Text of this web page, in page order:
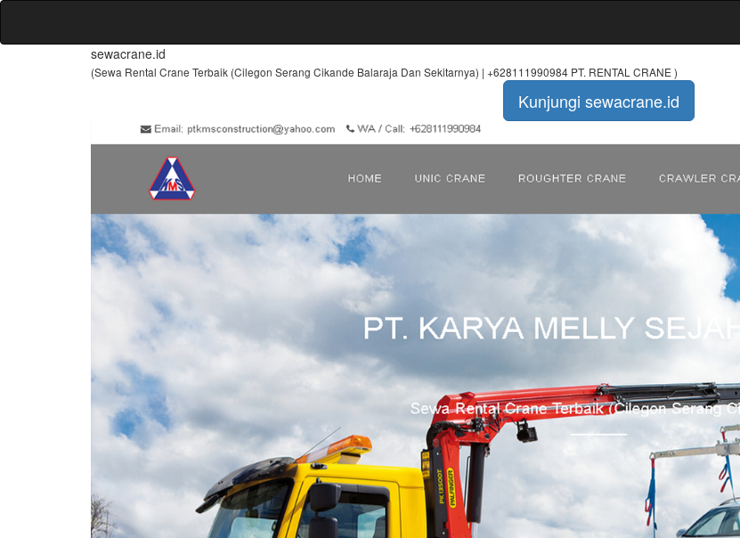
sewacrane.id
(Sewa Rental Crane Terbaik (Cilegon Serang Cikande Balaraja Dan Sekitarnya) | +628111990984 PT. RENTAL CRANE )
Kunjungi sewacrane.id